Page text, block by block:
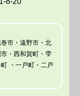
市・遠野市・北
・西和賀町・雫
・一戸町・二戸